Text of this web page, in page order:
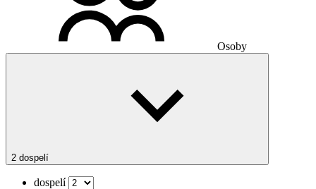
Osoby
2 dospelí
dospelí